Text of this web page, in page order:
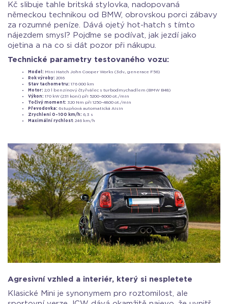
Kč slibuje tahle britská stylovka, nadopovaná
německou technikou od BMW, obrovskou porci zábavy
za rozumné peníze. Dává ojetý hot-hatch s tímto
nájezdem smysl? Pojďme se podívat, jak jezdí jako
ojetina a na co si dát pozor při nákupu.
Technické parametry testovaného vozu:
Model:
Mini Hatch John Cooper Works (3dv., generace F56)
Rok výroby: 2016
Stav tachometru: 176 000 km
Motor: 2,0 l benzínový čtyřválec s turbodmychadlem (BMW B48)
Výkon: 170 kW (231 koní) při 5200–6000 ot./min
Točivý moment: 320 Nm při 1250–4800 ot./min
Převodovka: 6stupňová automatická Aisin
Zrychlení 0–100 km/h: 6,3 s
Maximální rychlost: 246 km/h
Agresivní vzhled a interiér, který si nespletete
Klasické Mini je synonymem pro roztomilost, ale